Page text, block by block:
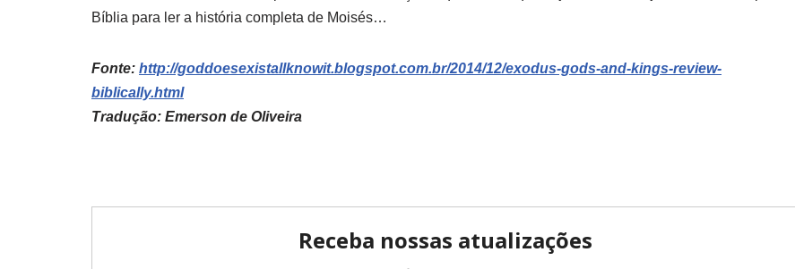
Bíblia para ler a história completa de Moisés…
Fonte: http://goddoesexistallknowit.blogspot.com.br/2014/12/exodus-gods-and-kings-review-
biblically.html
Tradução: Emerson de Oliveira